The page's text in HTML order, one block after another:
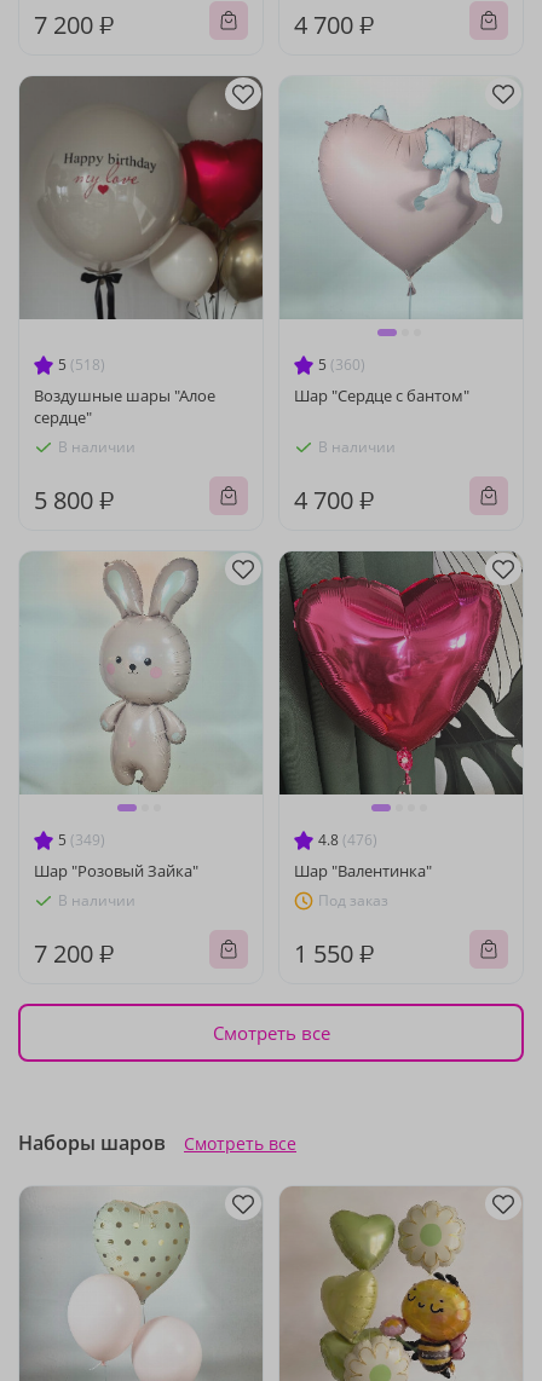
7 200 ₽ 4 700 ₽
5 (518)
Воздушные шары "Алое
сердце"
В наличии
5 800 ₽
5 (360)
Шар "Сердце с бантом"
В наличии
4 700 ₽
5 (349)
Шар "Розовый Зайка"
В наличии
7 200 ₽
4.8 (476)
Шар "Валентинка"
Под заказ
1 550 ₽
Смотреть все
Наборы шаров Смотреть все